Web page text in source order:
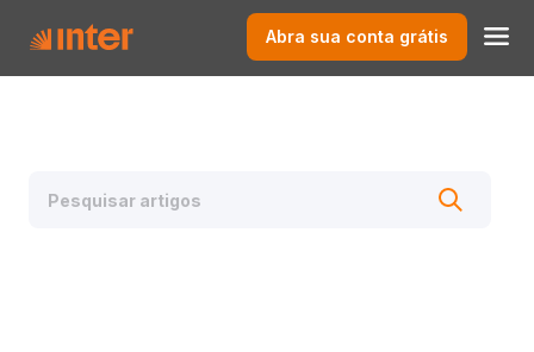
Abra sua conta grátis